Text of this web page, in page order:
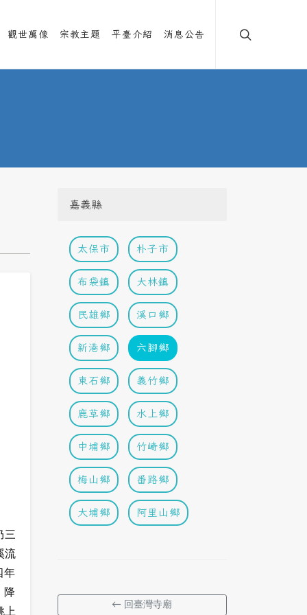
觀世萬像 宗教主題 平臺介紹 消息公告
三
流
年
降
上
嘉義縣
太保市 朴子市
布袋鎮 大林鎮
民雄鄉 溪口鄉
新港鄉 六腳鄉
東石鄉 義竹鄉
鹿草鄉 水上鄉
中埔鄉 竹崎鄉
梅山鄉 番路鄉
大埔鄉 阿里山鄉
← 回臺灣寺廟